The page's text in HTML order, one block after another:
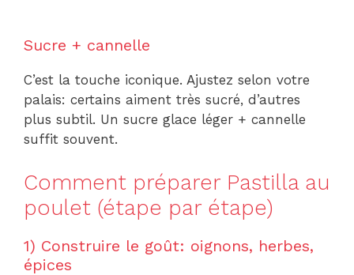
Sucre + cannelle
C’est la touche iconique. Ajustez selon votre
palais: certains aiment très sucré, d’autres
plus subtil. Un sucre glace léger + cannelle
suffit souvent.
Comment préparer Pastilla au
poulet (étape par étape)
1) Construire le goût: oignons, herbes,
épices